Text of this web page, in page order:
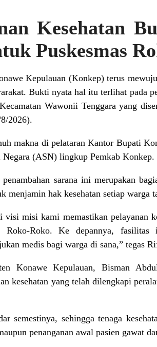
Kesehatan
Puskesmas
Kepulauan (Konkep) terus
Bukti nyata hal itu terlihat pada
Wawonii Tenggara yang
2026).
makna di pelataran Kantor Bupati
Negara (ASN) lingkup Pemkab Konkep.
sarana ini merupakan
hak kesehatan setiap warga
misi kami memastikan pelayanan
Roko. Ke depannya, fasilitas
medis bagi warga di sana,” tegas
Konawe Kepulauan, Bisman
kesehatan yang telah dilengkapi
semestinya, sehingga tenaga
penanganan awal pasien gawat